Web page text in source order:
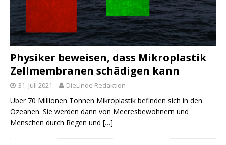
Physiker beweisen, dass Mikroplastik
Zellmembranen schädigen kann
31. Juli 2021 DieLinde Redaktion
Über 70 Millionen Tonnen Mikroplastik befinden sich in den
Ozeanen. Sie werden dann von Meeresbewohnern und
Menschen durch Regen und […]